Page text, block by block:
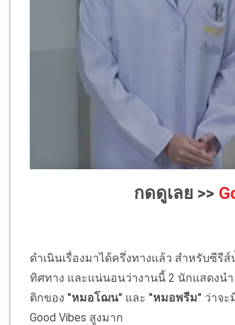
กดดูเลย >>
ดำเนินเรื่องมาได้ครึ่งทางแล้ว สำหรับซีรีส์
ทิศทาง และแน่นอนว่างานนี้ 2 นักแสดงนำ
ติกของ "หมอโฌน" และ "หมอพรีม" ว่าจะ
Good Vibes สูงมาก